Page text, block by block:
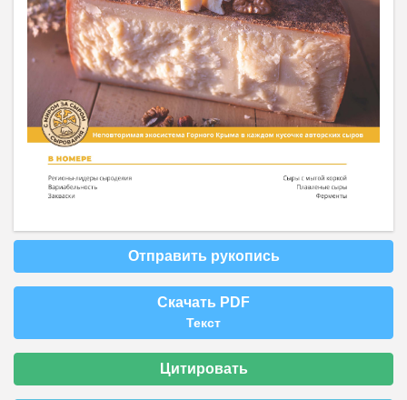
Отправить рукопись
Скачать PDF
Текст
Цитировать